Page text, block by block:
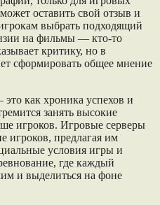
оставить свой отзыв и
выбрать подходящий
на фильмы — кто-то
критику, но в
сформировать общее мнение
как хроника успехов и
занять высокие
игроков. Игровые серверы
игроков, предлагая им
условия игры и
где каждый
и выделиться на фоне